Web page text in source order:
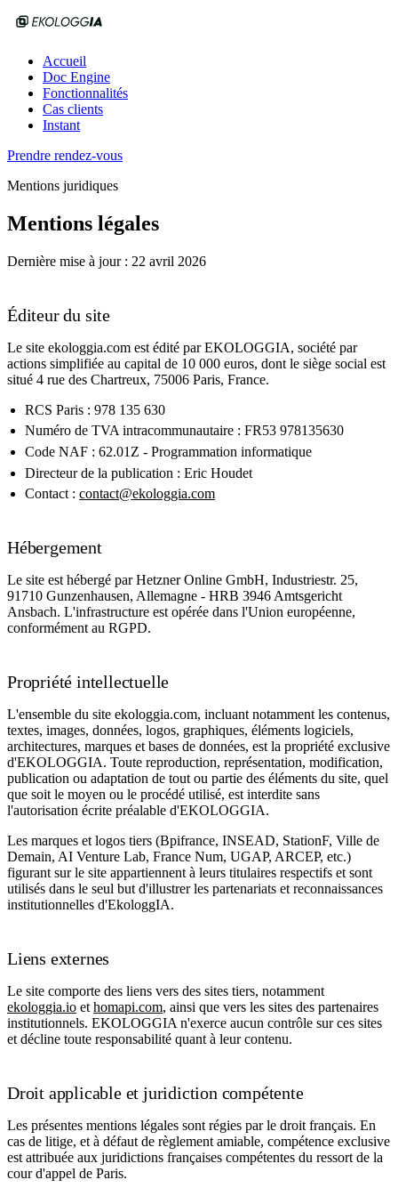
Accueil
Doc Engine
Fonctionnalités
Cas clients
Instant
Prendre rendez-vous
Mentions juridiques
Mentions légales
Dernière mise à jour : 22 avril 2026
Éditeur du site
Le site ekologgia.com est édité parEKOLOGGIA, société par
actions simplifiée au capital de 10 000 euros, dont le siège social est
situé 4 rue des Chartreux, 75006 Paris, France.
RCS Paris : 978 135 630
Numéro de TVA intracommunautaire : FR53 978135630
Code NAF : 62.01Z - Programmation informatique
Directeur de la publication : Eric Houdet
Contact : contact@ekologgia.com
Hébergement
Le site est hébergé parHetzner Online GmbH, Industriestr. 25,
91710 Gunzenhausen, Allemagne - HRB 3946 Amtsgericht
Ansbach. L'infrastructure est opérée dans l'Union européenne,
conformément au RGPD.
Propriété intellectuelle
L'ensemble du site ekologgia.com, incluant notamment les contenus,
textes, images, données, logos, graphiques, éléments logiciels,
architectures, marques et bases de données, est la propriété exclusive
d'EKOLOGGIA. Toute reproduction, représentation, modification,
publication ou adaptation de tout ou partie des éléments du site, quel
que soit le moyen ou le procédé utilisé, est interdite sans
l'autorisation écrite préalable d'EKOLOGGIA.
Les marques et logos tiers (Bpifrance, INSEAD, StationF, Ville de
Demain, AI Venture Lab, France Num, UGAP, ARCEP, etc.)
figurant sur le site appartiennent à leurs titulaires respectifs et sont
utilisés dans le seul but d'illustrer les partenariats et reconnaissances
institutionnelles d'EkologgIA.
Liens externes
Le site comporte des liens vers des sites tiers, notamment
ekologgia.io et homapi.com, ainsi que vers les sites des partenaires
institutionnels. EKOLOGGIA n'exerce aucun contrôle sur ces sites
et décline toute responsabilité quant à leur contenu.
Droit applicable et juridiction compétente
Les présentes mentions légales sont régies par le droit français. En
cas de litige, et à défaut de règlement amiable, compétence exclusive
est attribuée aux juridictions françaises compétentes du ressort de la
cour d'appel de Paris.